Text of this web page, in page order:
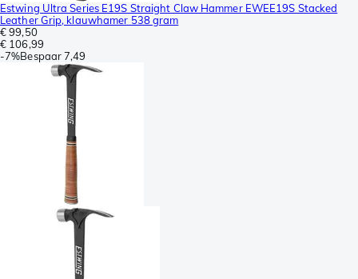
Estwing Ultra Series E19S Straight Claw Hammer EWEE19S Stacked
Leather Grip, klauwhamer 538 gram
€ 99,50
€ 106,99
-7%Bespaar7,49